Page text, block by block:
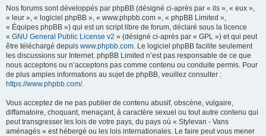
Nos forums sont développés par phpBB (désigné ci-après par « ils », « eux »,
« leur », « logiciel phpBB », « www.phpbb.com », « phpBB Limited »,
« Équipes phpBB ») qui est un script libre de forum, déclaré sous la licence
« GNU General Public License v2 » (désigné ci-après par « GPL ») et qui peut
être téléchargé depuis www.phpbb.com. Le logiciel phpBB facilite seulement
les discussions sur Internet. phpBB Limited n’est pas responsable de ce que
nous acceptons ou n’acceptons pas comme contenu ou conduite permis. Pour
de plus amples informations au sujet de phpBB, veuillez consulter :
https://www.phpbb.com/.
Vous acceptez de ne pas publier de contenu abusif, obscène, vulgaire,
diffamatoire, choquant, menaçant, à caractère sexuel ou tout autre contenu qui
peut transgresser les lois de votre pays, du pays où « Stylevan - Vans
aménagés » est hébergé ou les lois internationales. Le faire peut vous mener